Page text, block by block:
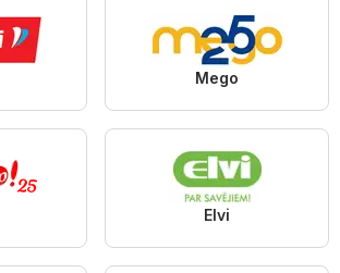
Mego
Elvi